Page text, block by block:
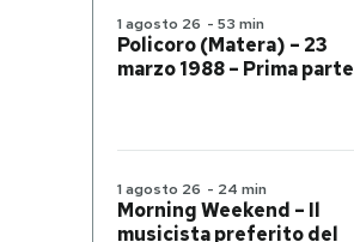
1 agosto 26 - 53 min
Policoro (Matera) – 23
marzo 1988 – Prima parte
1 agosto 26 - 24 min
Morning Weekend – Il
musicista preferito del